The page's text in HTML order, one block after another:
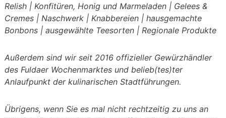
Relish | Konfitüren, Honig und Marmeladen | Gelees &
Cremes | Naschwerk | Knabbereien | hausgemachte
Bonbons | ausgewählte Teesorten | Regionale Produkte
Außerdem sind wir seit 2016 offizieller Gewürzhändler
des Fuldaer Wochenmarktes und belieb(tes)ter
Anlaufpunkt der kulinarischen Stadtführungen.
Übrigens, wenn Sie es mal nicht rechtzeitig zu uns an